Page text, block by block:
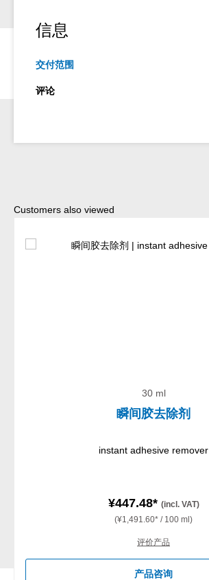
信息
交付范围
评论
Skip product gallery
Customers also viewed
30 ml
瞬间胶去除剂
instant adhesive remover
¥447.48* (incl. VAT)
(¥1,491.60* / 100 ml)
评价产品
产品咨询